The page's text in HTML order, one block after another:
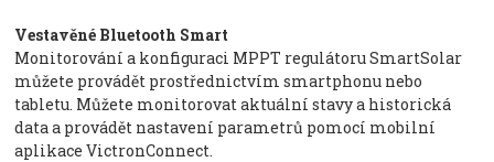
Vestavěné Bluetooth Smart
Monitorování a konfiguraci MPPT regulátoru SmartSolar
můžete provádět prostřednictvím smartphonu nebo
tabletu. Můžete monitorovat aktuální stavy a historická
data a provádět nastavení parametrů pomocí mobilní
aplikace VictronConnect.